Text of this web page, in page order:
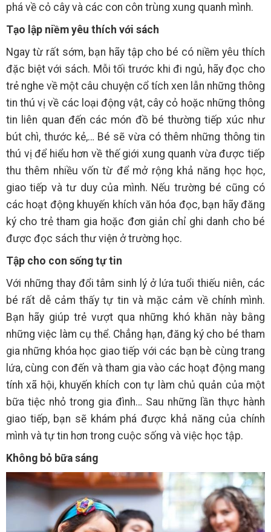
phá về cỏ cây và các con côn trùng xung quanh mình.
Tạo lập niềm yêu thích với sách
Ngay từ rất sớm, bạn hãy tập cho bé có niềm yêu thích
đặc biệt với sách. Mỗi tối trước khi đi ngủ, hãy đọc cho
trẻ nghe về một câu chuyện cổ tích xen lẫn những thông
tin thú vị về các loại động vật, cây cỏ hoặc những thông
tin liên quan đến các món đồ bé thường tiếp xúc như
bút chì, thước kẻ,… Bé sẽ vừa có thêm những thông tin
thú vị để hiểu hơn về thế giới xung quanh vừa được tiếp
thu thêm nhiều vốn từ để mở rộng khả năng học học,
giao tiếp và tư duy của mình. Nếu trường bé cũng có
các hoạt động khuyến khích văn hóa đọc, bạn hãy đăng
ký cho trẻ tham gia hoặc đơn giản chỉ ghi danh cho bé
được đọc sách thư viện ở trường học.
Tập cho con sống tự tin
Với những thay đổi tâm sinh lý ở lứa tuổi thiếu niên, các
bé rất dễ cảm thấy tự tin và mặc cảm về chính mình.
Bạn hãy giúp trẻ vượt qua những khó khăn này bằng
những việc làm cụ thể. Chẳng hạn, đăng ký cho bé tham
gia những khóa học giao tiếp với các bạn bè cùng trang
lứa, cùng con đến và tham gia vào các hoạt động mang
tính xã hội, khuyến khích con tự làm chủ quản của một
bữa tiệc nhỏ trong gia đình… Sau những lần thực hành
giao tiếp, bạn sẽ khám phá được khả năng của chính
mình và tự tin hơn trong cuộc sống và việc học tập.
Không bỏ bữa sáng